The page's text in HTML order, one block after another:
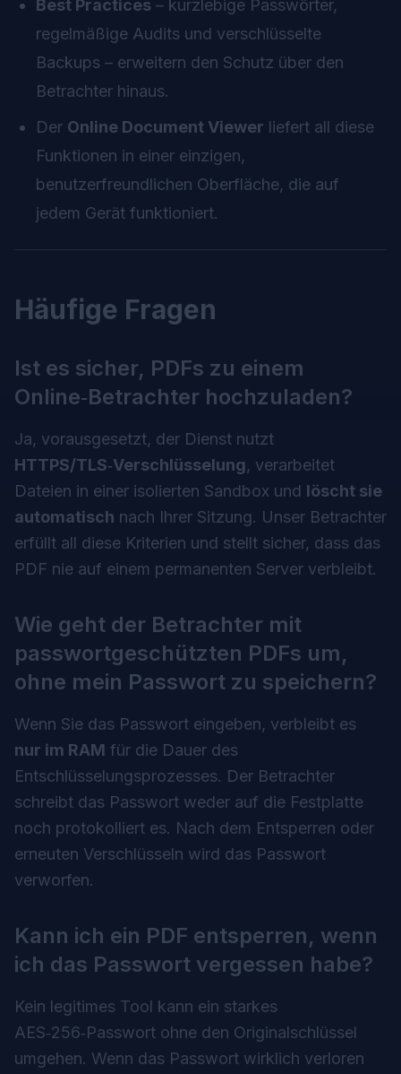
Best Practices – kurzlebige Passwörter,
regelmäßige Audits und verschlüsselte
Backups – erweitern den Schutz über den
Betrachter hinaus.
Der Online Document Viewer liefert all diese
Funktionen in einer einzigen,
benutzerfreundlichen Oberfläche, die auf
jedem Gerät funktioniert.
Häufige Fragen
Ist es sicher, PDFs zu einem
Online‑Betrachter hochzuladen?
Ja, vorausgesetzt, der Dienst nutzt
HTTPS/TLS‑Verschlüsselung, verarbeitet
Dateien in einer isolierten Sandbox und löscht sie
automatisch nach Ihrer Sitzung. Unser Betrachter
erfüllt all diese Kriterien und stellt sicher, dass das
PDF nie auf einem permanenten Server verbleibt.
Wie geht der Betrachter mit
passwortgeschützten PDFs um,
ohne mein Passwort zu speichern?
Wenn Sie das Passwort eingeben, verbleibt es
nur im RAM für die Dauer des
Entschlüsselungsprozesses. Der Betrachter
schreibt das Passwort weder auf die Festplatte
noch protokolliert es. Nach dem Entsperren oder
erneuten Verschlüsseln wird das Passwort
verworfen.
Kann ich ein PDF entsperren, wenn
ich das Passwort vergessen habe?
Kein legitimes Tool kann ein starkes
AES‑256‑Passwort ohne den Originalschlüssel
umgehen. Wenn das Passwort wirklich verloren